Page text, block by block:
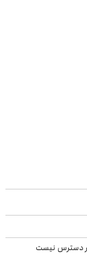
دسترس نیست